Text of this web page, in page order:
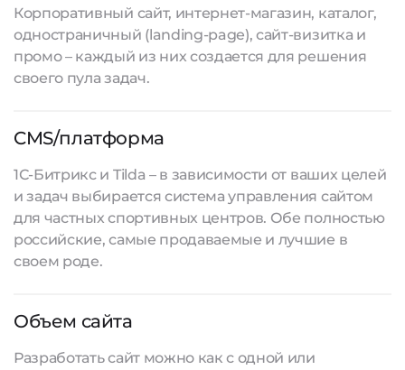
Корпоративный сайт, интернет-магазин, каталог,
одностраничный (landing-page), сайт-визитка и
промо – каждый из них создается для решения
своего пула задач.
CMS/платформа
1С-Битрикс и Tilda – в зависимости от ваших целей
и задач выбирается система управления сайтом
для частных спортивных центров. Обе полностью
российские, самые продаваемые и лучшие в
своем роде.
Объем сайта
Разработать сайтможно как с одной или